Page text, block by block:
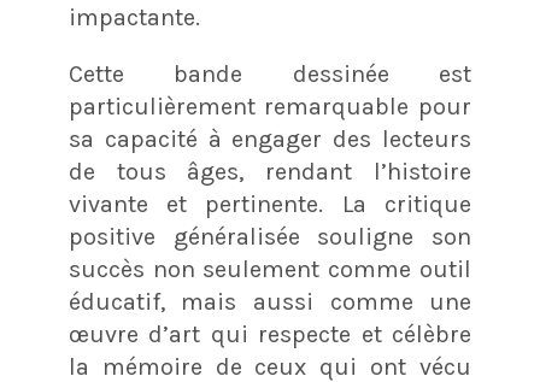
impactante.
Cette bande dessinée est
particulièrement remarquable pour
sa capacité à engager des lecteurs
de tous âges, rendant l’histoire
vivante et pertinente. La critique
positive généralisée souligne son
succès non seulement comme outil
éducatif, mais aussi comme une
œuvre d’art qui respecte et célèbre
la mémoire de ceux qui ont vécu